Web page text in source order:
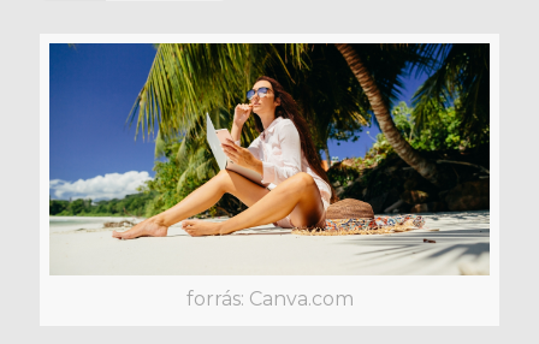
forrás: Canva.com